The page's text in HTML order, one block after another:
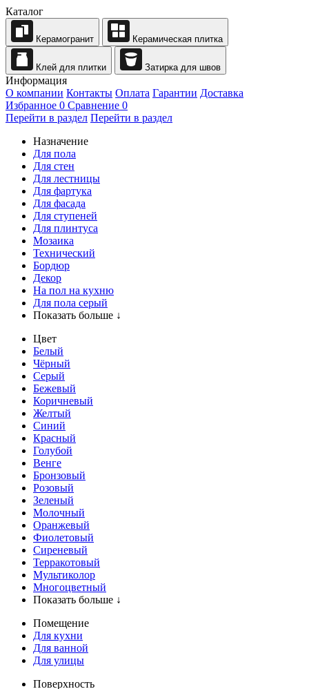
Каталог
Керамогранит Керамическая плитка
Клей для плитки Затирка для швов
Информация
О компании Контакты Оплата Гарантии Доставка
Избранное 0 Сравнение 0
Перейти в раздел Перейти в раздел
Назначение
Для пола
Для стен
Для лестницы
Для фартука
Для фасада
Для ступеней
Для плинтуса
Мозаика
Технический
Бордюр
Декор
На пол на кухню
Для пола серый
Показать больше ↓
Цвет
Белый
Чёрный
Серый
Бежевый
Коричневый
Желтый
Синий
Красный
Голубой
Венге
Бронзовый
Розовый
Зеленый
Молочный
Оранжевый
Фиолетовый
Сиреневый
Терракотовый
Мультиколор
Многоцветный
Показать больше ↓
Помещение
Для кухни
Для ванной
Для улицы
Поверхность